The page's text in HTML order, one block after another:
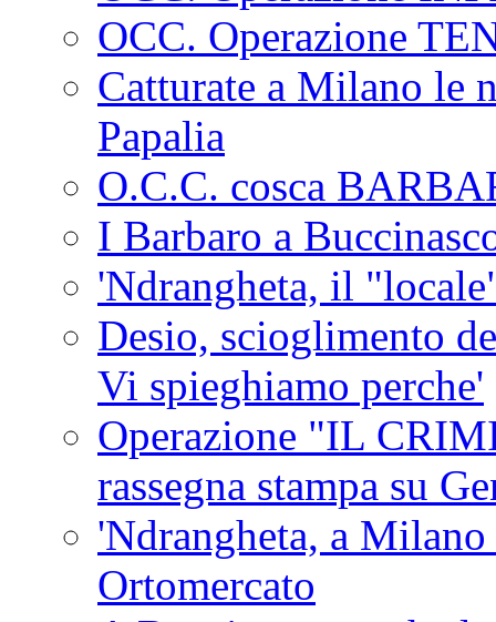
OCC. Operazione
Catturate a Milano le
Papalia
O.C.C. cosca
I Barbaro a
'Ndrangheta, il
Desio, scioglimento
Vi spieghiamo perche'
Operazione "IL
rassegna stampa su
'Ndrangheta, a Milano
Ortomercato